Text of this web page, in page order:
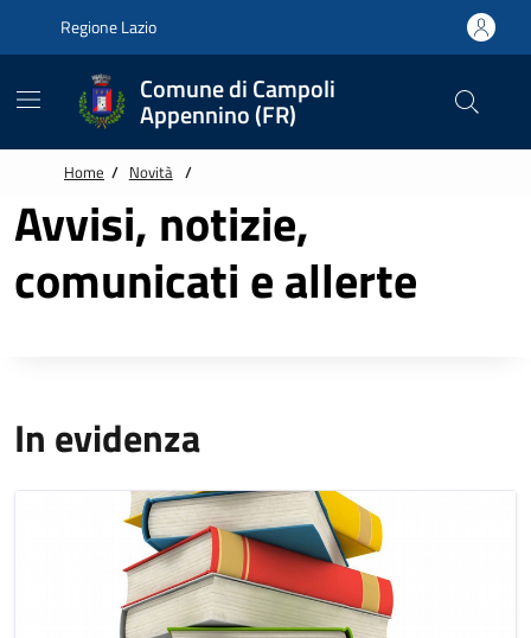
Regione Lazio
Comune di Campoli
Appennino (FR)
Home / Novità /
Avvisi, notizie,
comunicati e allerte
In evidenza